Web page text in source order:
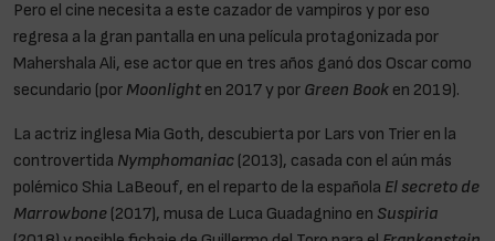
Pero el cine necesita a este cazador de vampiros y por eso
regresa a la gran pantalla en una película protagonizada por
Mahershala Ali, ese actor que en tres años ganó dos Oscar como
secundario (por Moonlight en 2017 y por Green Book en 2019).
La actriz inglesa Mia Goth, descubierta por Lars von Trier en la
controvertida Nymphomaniac (2013), casada con el aún más
polémico Shia LaBeouf, en el reparto de la española El secreto de
Marrowbone (2017), musa de Luca Guadagnino en Suspiria